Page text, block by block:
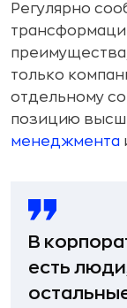
Регулярно
только
отдельному
позицию
менеджмента
В
есть